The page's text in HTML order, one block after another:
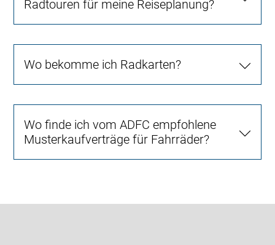
Radtouren für meine Reiseplanung?
Wo bekomme ich Radkarten?
Wo finde ich vom ADFC empfohlene
Musterkaufverträge für Fahrräder?